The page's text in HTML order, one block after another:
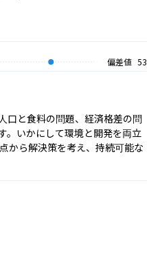
偏差値 53
口と食料の問題、経済格差の問
。いかにして環境と開発を両立
から解決策を考え、持続可能な